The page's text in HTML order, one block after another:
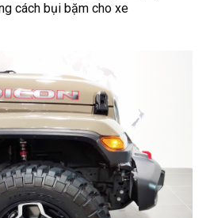
cách bụi bặm cho xe